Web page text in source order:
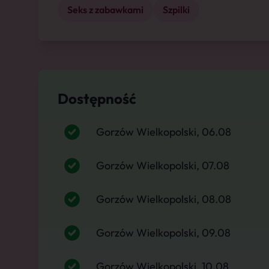
Seks z zabawkami
Szpilki
Dostępność
Gorzów Wielkopolski, 06.08
Gorzów Wielkopolski, 07.08
Gorzów Wielkopolski, 08.08
Gorzów Wielkopolski, 09.08